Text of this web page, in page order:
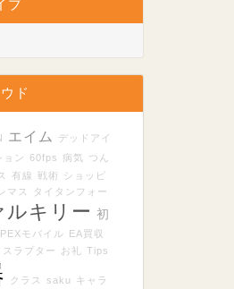
ブ
ド
エイム デッドアイ
ョン 60fps 病気
つん
有線 戦術
ショッピ
マス タイタンフォー
ルキリー 初
モバイル
EA買収
スラプター お礼 Tips
クラス saku キャラ